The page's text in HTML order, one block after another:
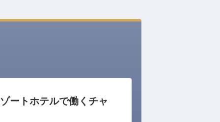
ートホテルで働くチャ